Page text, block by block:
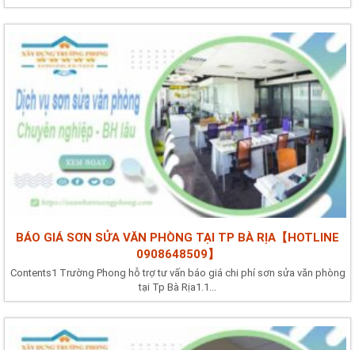
BÁO GIÁ SƠN SỬA VĂN PHÒNG TẠI TP BÀ RỊA【HOTLINE
0908648509】
Contents1 Trường Phong hỗ trợ tư vấn báo giá chi phí sơn sửa văn phòng
tại Tp Bà Rịa1.1...